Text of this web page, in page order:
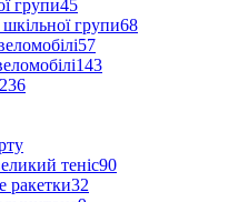
групи45
групи68
57
143
236
теніс90
ракетки32